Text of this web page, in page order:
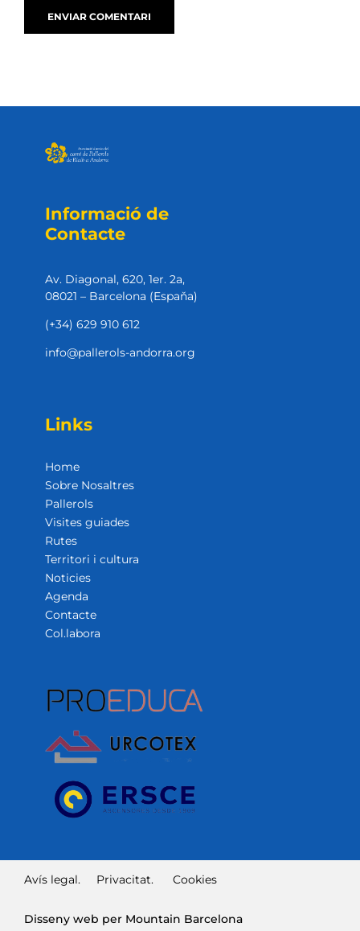
Informació de
Contacte
Av. Diagonal, 620, 1er. 2a,
08021 – Barcelona (Espaňa)
(+34) 629 910 612
info@pallerols-andorra.org
Links
Home
Sobre Nosaltres
Pallerols
Visites guiades
Rutes
Territori i cultura
Noticies
Agenda
Contacte
Col.labora
Avís legal. Privacitat. Cookies
Disseny web per Mountain Barcelona